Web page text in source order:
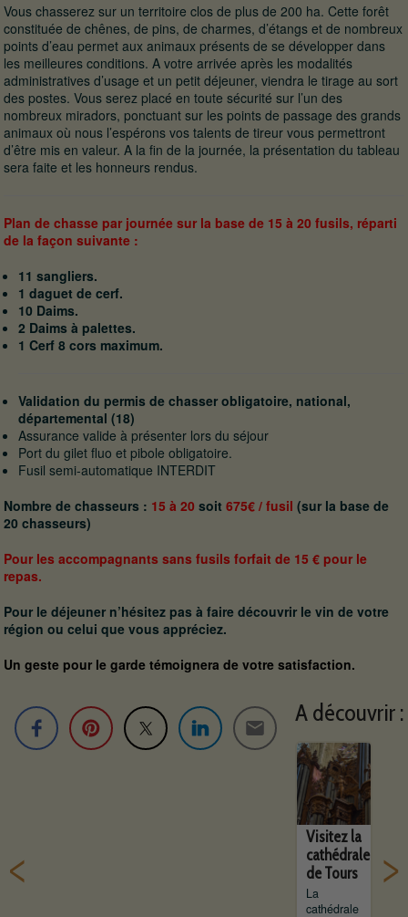
à
20
FUSILS".
Vous chasserez sur un territoire clos de plus de 200 ha. Cette forêt
constituée de chênes, de pins, de charmes, d’étangs et de nombreux
points d’eau permet aux animaux présents de se développer dans
les meilleures conditions. A votre arrivée après les modalités
administratives d’usage et un petit déjeuner, viendra le tirage au sort
des postes. Vous serez placé en toute sécurité sur l’un des
nombreux miradors, ponctuant sur les points de passage des grands
animaux où nous l’espérons vos talents de tireur vous permettront
d’être mis en valeur. A la fin de la journée, la présentation du tableau
sera faite et les honneurs rendus.
Plan de chasse par journée sur la base de 15 à 20 fusils, réparti
de la façon suivante :
11 sangliers.
1 daguet de cerf.
10 Daims.
2 Daims à palettes.
1 Cerf 8 cors maximum.
Validation du permis de chasser obligatoire, national,
départemental (18)
Assurance valide à présenter lors du séjour
Port du gilet fluo et pibole obligatoire.
Fusil semi-automatique INTERDIT
Nombre de chasseurs : 15 à 20soit 675€ / fusil (sur la base de
20 chasseurs)
Pour les accompagnants sans fusils forfait de 15 € pour le
repas.
Pour le déjeuner n’hésitez pas à faire découvrir le vin de votre
région ou celui que vous appréciez.
Un geste pour le garde témoignera de votre satisfaction.
A découvrir :
Gastronomie Visitez la
cathédrale
de Tours
La
cathédrale
de